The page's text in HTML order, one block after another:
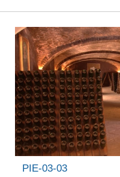
PIE-03-03